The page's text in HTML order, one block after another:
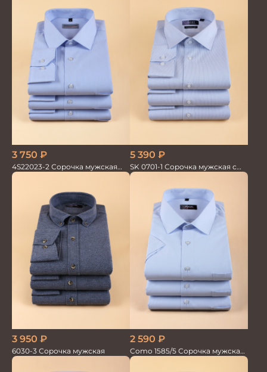
3 750 ₽
4S22023-2 Сорочка мужская
голубая
5 390 ₽
SK 0701-1 Сорочка мужская с
шёлком
3 950 ₽
6030-3 Сорочка мужская
2 590 ₽
Como 1585/5 Сорочка мужская
кор.рукав